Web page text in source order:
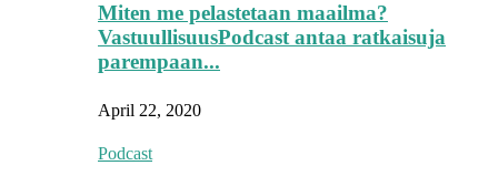
Miten me pelastetaan maailma?
VastuullisuusPodcast antaa ratkaisuja
parempaan...
April 22, 2020
Podcast